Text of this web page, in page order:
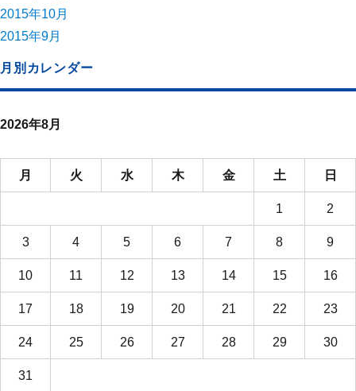
2015年10月
2015年9月
月別カレンダー
2026年8月
月 火 水 木 金 土 日
1 2
3 4 5 6 7 8 9
10 11 12 13 14 15 16
17 18 19 20 21 22 23
24 25 26 27 28 29 30
31